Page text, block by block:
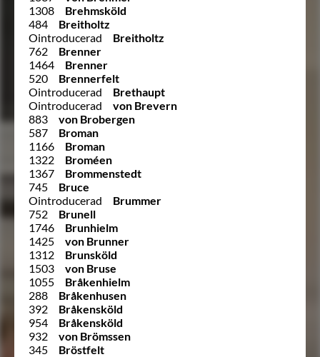
1308
Brehmsköld
484
Breitholtz
Ointroducerad
Breitholtz
762
Brenner
1464
Brenner
520
Brennerfelt
Ointroducerad
Brethaupt
Ointroducerad
von Brevern
883
von Brobergen
587
Broman
1166
Broman
1322
Broméen
1367
Brommenstedt
745
Bruce
Ointroducerad
Brummer
752
Brunell
1746
Brunhielm
1425
von Brunner
1312
Brunsköld
1503
von Bruse
1055
Bråkenhielm
288
Bråkenhusen
392
Bråkensköld
954
Bråkensköld
932
von Brömssen
345
Bröstfelt